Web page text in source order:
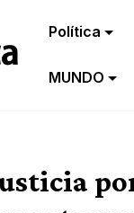
Política
MUNDO